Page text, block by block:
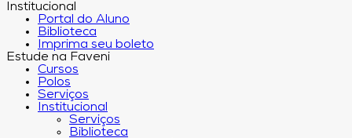
Institucional
Portal do Aluno
Biblioteca
Imprima seu boleto
Estude na Faveni
Cursos
Polos
Serviços
Institucional
Serviços
Biblioteca